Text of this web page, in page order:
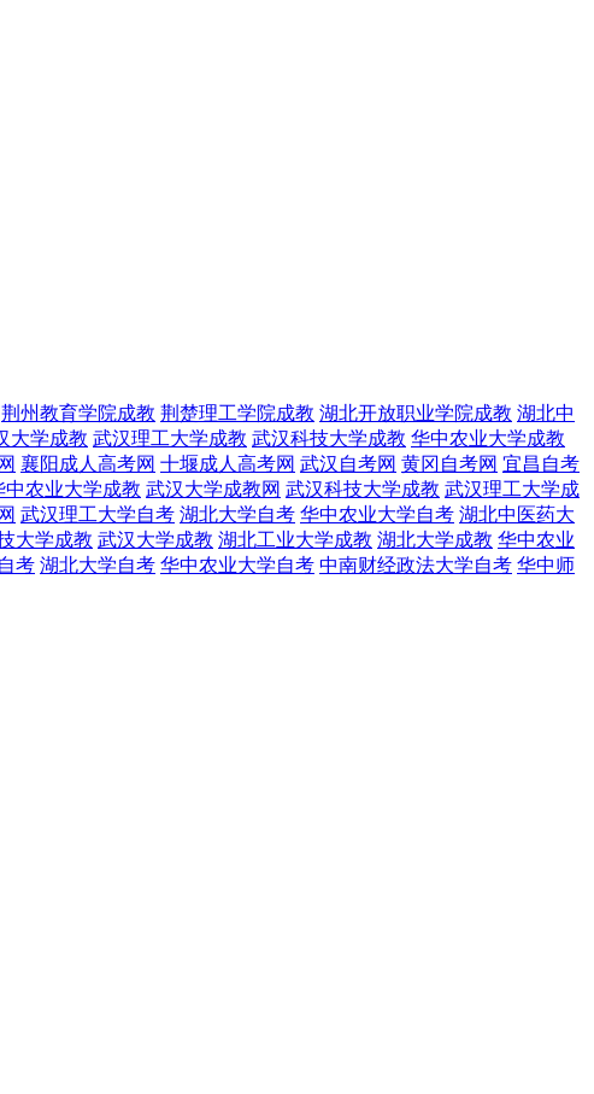
荆州教育学院成教 荆楚理工学院成教 湖北开放职业学院成教 湖北中
大学成教 武汉理工大学成教 武汉科技大学成教 华中农业大学成教
襄阳成人高考网 十堰成人高考网 武汉自考网 黄冈自考网 宜昌自考
中农业大学成教 武汉大学成教网 武汉科技大学成教 武汉理工大学成
武汉理工大学自考 湖北大学自考 华中农业大学自考 湖北中医药大
大学成教 武汉大学成教 湖北工业大学成教 湖北大学成教 华中农业
考 湖北大学自考 华中农业大学自考 中南财经政法大学自考 华中师